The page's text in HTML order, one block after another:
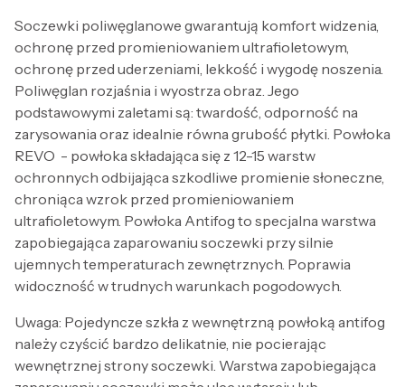
Soczewki poliwęglanowe gwarantują komfort widzenia,
ochronę przed promieniowaniem ultrafioletowym,
ochronę przed uderzeniami, lekkość i wygodę noszenia.
Poliwęglan rozjaśnia i wyostrza obraz. Jego
podstawowymi zaletami są: twardość, odporność na
zarysowania oraz idealnie równa grubość płytki. Powłoka
REVO - powłoka składająca się z 12-15 warstw
ochronnych odbijająca szkodliwe promienie słoneczne,
chroniąca wzrok przed promieniowaniem
ultrafioletowym. Powłoka Antifog to specjalna warstwa
zapobiegająca zaparowaniu soczewki przy silnie
ujemnych temperaturach zewnętrznych. Poprawia
widoczność w trudnych warunkach pogodowych.
Uwaga: Pojedyncze szkła z wewnętrzną powłoką antifog
należy czyścić bardzo delikatnie, nie pocierając
wewnętrznej strony soczewki. Warstwa zapobiegająca